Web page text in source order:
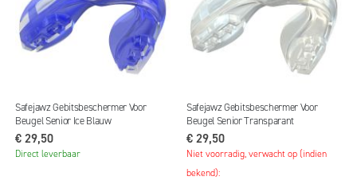
Safejawz Gebitsbeschermer Voor
Beugel Senior Ice Blauw
€ 29,50
Direct leverbaar
Safejawz Gebitsbeschermer Voor
Beugel Senior Transparant
€ 29,50
Niet voorradig, verwacht op (indien
bekend):